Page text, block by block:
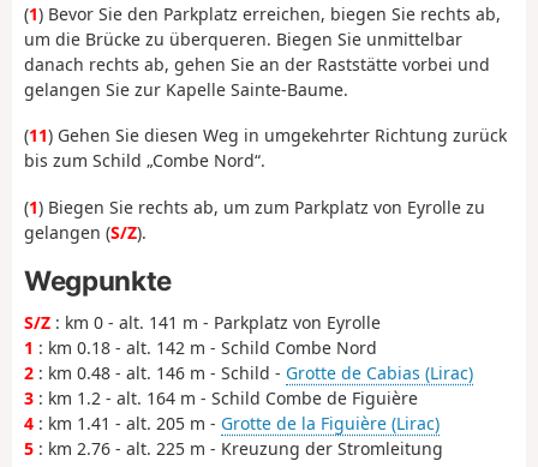
(1) Bevor Sie den Parkplatz erreichen, biegen Sie rechts ab,
um die Brücke zu überqueren. Biegen Sie unmittelbar
danach rechts ab, gehen Sie an der Raststätte vorbei und
gelangen Sie zur Kapelle Sainte-Baume.
(11) Gehen Sie diesen Weg in umgekehrter Richtung zurück
bis zum Schild „Combe Nord“.
(1) Biegen Sie rechts ab, um zum Parkplatz von Eyrolle zu
gelangen (S/Z).
Wegpunkte
S/Z : km 0 - alt. 141 m - Parkplatz von Eyrolle
1 : km 0.18 - alt. 142 m - Schild Combe Nord
2 : km 0.48 - alt. 146 m - Schild - Grotte de Cabias (Lirac)
3 : km 1.2 - alt. 164 m - Schild Combe de Figuière
4 : km 1.41 - alt. 205 m - Grotte de la Figuière (Lirac)
5 : km 2.76 - alt. 225 m - Kreuzung der Stromleitung